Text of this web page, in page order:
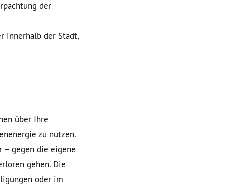
der
innerhalb der Stadt,
über Ihre
zu nutzen.
– gegen die eigene
gehen. Die
oder im